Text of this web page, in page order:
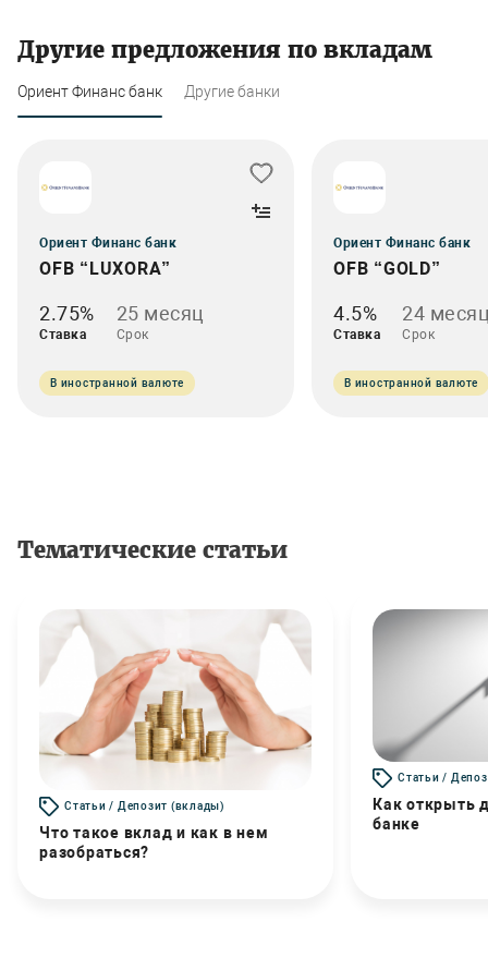
Другие предложения по вкладам
Ориент Финанс банк Другие банки
Ориент Финанс банк
OFB “LUXORA”
2.75%
Ставка
25 месяц
Срок
В иностранной валюте
Ориент Финанс банк
OFB “GOLD”
4.5%
Ставка
24
Срок
В иностранной валюте
Тематические статьи
Статьи / Депозит (вклады)
Что такое вклад и как в нем
разобраться?
Статьи /
Как открыть
банке